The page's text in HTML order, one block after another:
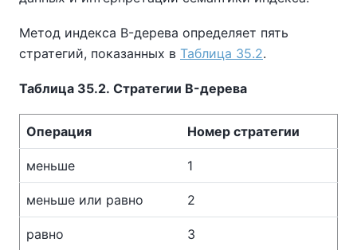
Метод индекса B-дерева определяет пять
стратегий, показанных в Таблица 35.2.
Таблица 35.2. Стратегии B-дерева
Операция Номер стратегии
меньше 1
меньше или равно 2
равно 3